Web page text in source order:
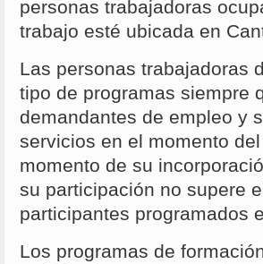
personas trabajadoras
trabajo esté ubicada en
Las personas trabajadoras
tipo de programas siempre
demandantes de empleo y
servicios en el momento
momento de su
su participación no supere
participantes programados
Los programas de